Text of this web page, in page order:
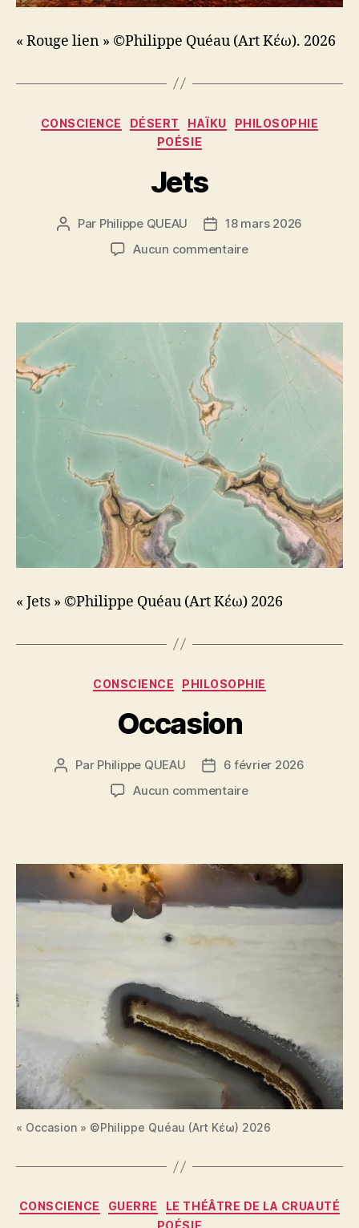
« Rouge lien » ©Philippe Quéau (Art Κέω). 2026
Catégories
CONSCIENCE DÉSERT HAÏKU
PHILOSOPHIE
POÉSIE
Jets
Auteur
Par Philippe QUEAU
Date
de
18 mars 2026
Aucun commentairesur
« Jets » ©Philippe Quéau (Art Κέω) 2026
Catégories
CONSCIENCE PHILOSOPHIE
Occasion
Auteur
Par Philippe QUEAU
Date6 février 2026
Aucun commentairesur
« Occasion » ©Philippe Quéau (Art Κέω) 2026
Catégories
CONSCIENCE GUERRE
LE THÉÂTRE DE LA CRUAUTÉ
POÉSIE